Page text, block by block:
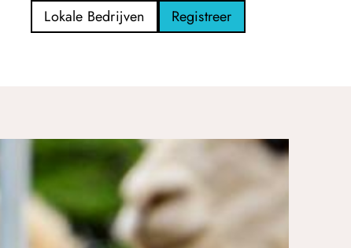
Registreer
Lokale Bedrijven